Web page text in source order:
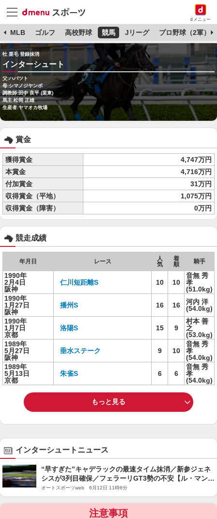
dメニュー
MLB ゴルフ 高校野球 競馬 Jリーグ プロ野球（2軍）
牡 栗毛 登録抹消
インターシュート
父:ハバツト
母:シマノジヤンボ
調教師:田中 良平 (栗東)
馬主:松岡 正雄
生産者:ヤマオカ牧場
賞金
獲得賞金
4,747万円
本賞金
4,716万円
付加賞金
31万円
収得賞金（平地）
1,075万円
収得賞金（障害）
0万円
競走成績
年月日 レース
人
気
着
順
騎手
1990年
2月4日
阪神
仁川短距離S 10 10
音無 秀
孝
(51.0kg)
1990年
1月27日
阪神
播州S 16 16
河内 洋
(54.0kg)
1990年
1月7日
京都
洛陽S 15 9
村本 善
之
(53.0kg)
1989年
5月27日
阪神
垂水ステーク 9 10
音無 秀
孝
(54.0kg)
1989年
5月13日
京都
朱雀S 6 6
音無 秀
孝
(54.0kg)
もっと見る
インターシュートニュース
“早すぎた”キャデラックの最速タイム抹消／新参ジェネ
シスが3列目確保／フェラーリGT3勢の不安【ル・マン木
曜日Topics】
オートスポーツweb 6月12日 11時6分
注意事項